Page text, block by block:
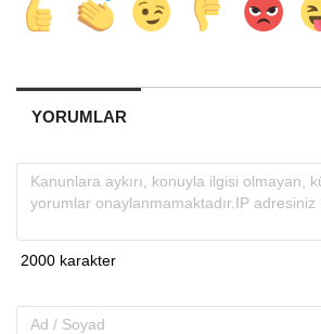
YORUMLAR